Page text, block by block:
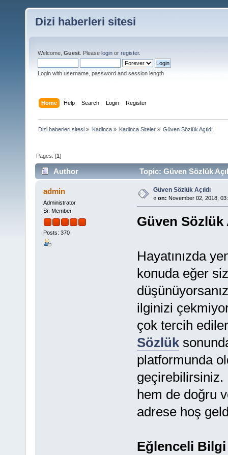
Dizi haberleri sitesi
Welcome, Guest . Please login or register.
Login with username, password and session length
Home Help Search Login Register
Dizi haberleri sitesi » Kadinca» Kadinca Siteler» Güven Sözlük Açıldı
Pages: [1]
Author Topic: Güven Sözlük
admin
Administrator
Sr. Member
Posts: 370
Güven Sözlük Açıldı
« on: November 02, 2018,
Güven Sözlük
Hayatınızda
konuda eğer
ilginizi
çok tercih
Sözlük
platformunda
geçirebilirsiniz.
hem de doğru
adrese hoş
Eğlenceli Bilgi